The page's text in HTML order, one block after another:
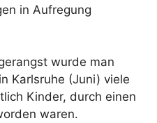
in Aufregung
wurde man
Karlsruhe (Juni) viele
Kinder, durch einen
waren.